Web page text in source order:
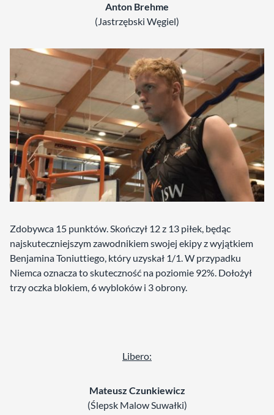
Anton Brehme
(Jastrzębski Węgiel)
Zdobywca 15 punktów. Skończył 12 z 13 piłek, będąc
najskuteczniejszym zawodnikiem swojej ekipy z wyjątkiem
Benjamina Toniuttiego, który uzyskał 1/1. W przypadku
Niemca oznacza to skuteczność na poziomie 92%. Dołożył
trzy oczka blokiem, 6 wybloków i 3 obrony.
Libero:
Mateusz Czunkiewicz
(Ślepsk Malow Suwałki)